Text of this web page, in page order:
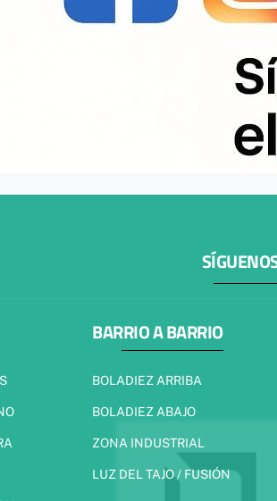
BARRIO A BARRIO
BOLADIEZ ARRIBA
BOLADIEZ ABAJO
ZONA INDUSTRIAL
LUZ DEL TAJO / FUSIÓN